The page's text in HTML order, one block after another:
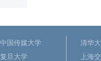
中国传媒大学
复旦大学
清华
上海